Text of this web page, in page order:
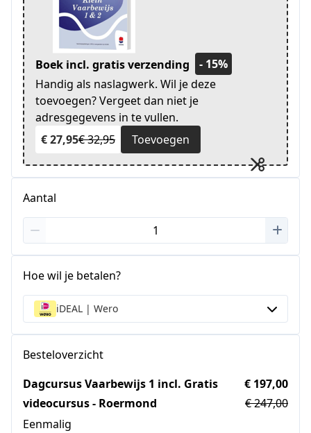
Boek incl. gratis verzending
- 15%
Handig als naslagwerk. Wil je deze
toevoegen? Vergeet dan niet je
adresgegevens in te vullen.
€ 27,95€ 32,95 Toevoegen
Aantal
Hoe wil je betalen?
iDEAL | Wero
Besteloverzicht
Dagcursus Vaarbewijs 1 incl. Gratis
videocursus - Roermond
Eenmalig
€ 197,00
€ 247,00